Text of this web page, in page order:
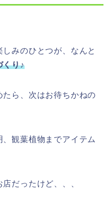
しみのひとつが、なんと
くり♪
ら、次はお待ちかねの
観葉植物までアイテム
だったけど、、、